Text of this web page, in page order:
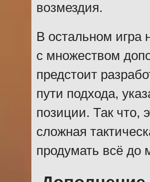
возмездия.
В остальном игра
с множеством
предстоит
пути подхода,
позиции. Так что,
сложная
продумать всё до